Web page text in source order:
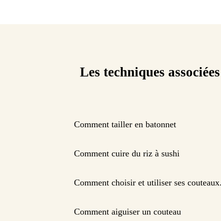
Les techniques associées
Comment tailler en batonnet
Comment cuire du riz à sushi
Comment choisir et utiliser ses
Comment aiguiser un couteau